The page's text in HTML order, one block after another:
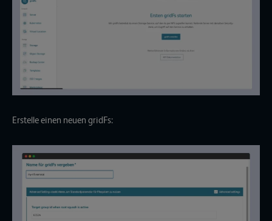
Erstelle einen neuen gridFs: